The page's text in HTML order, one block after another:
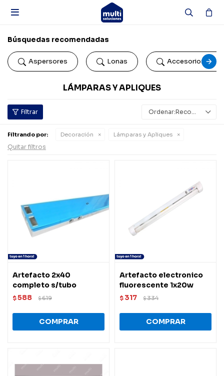

Búsquedas recomendadas
Aspersores Lonas Accesorios de
LÁMPARAS Y APLIQUES
Recomendados
Filtrando por: Decoración Lámparas y Apliques
Quitar filtros
Artefacto 2x40
completo s/tubo
$588 $619
Artefacto electronico
fluorescente 1x20w
$ 317 $334